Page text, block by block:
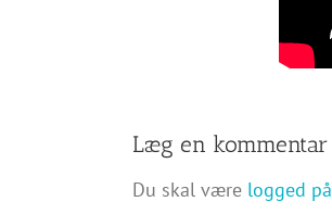
Læg en kommentar
Du skal være logged på